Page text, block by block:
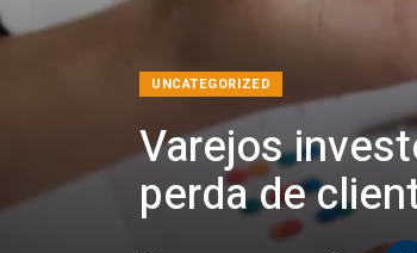
UNCATEGORIZED
Varejos
perda de